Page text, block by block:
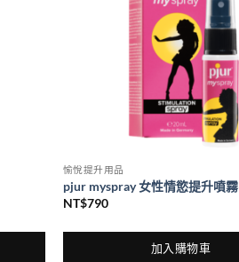
愉悅提升用品
pjur myspray 女性情慾提升噴霧
NT$790
加入購物車